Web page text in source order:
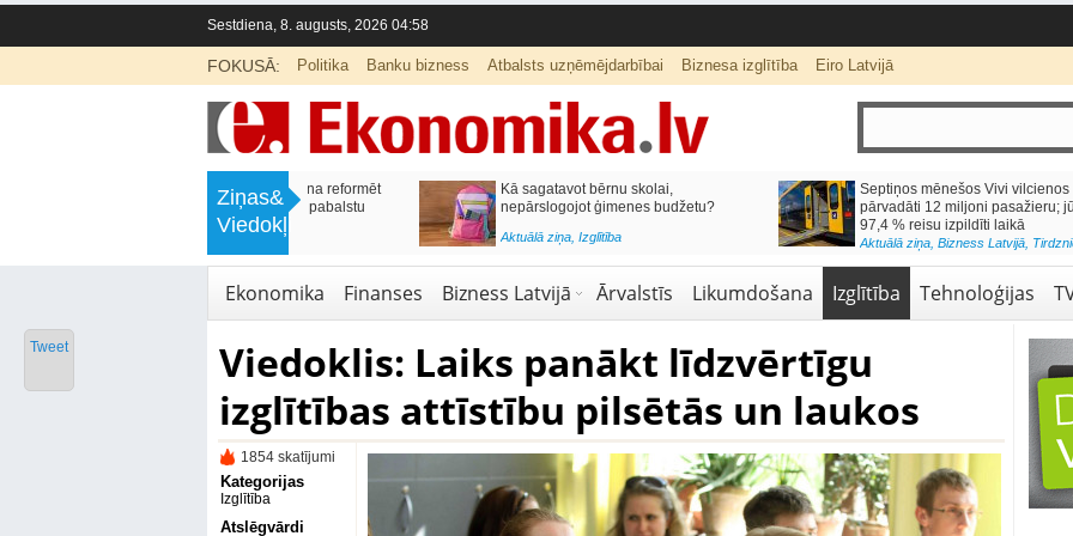
Sestdiena, 8. augusts, 2026 04:58
FOKUSĀ: Politika Banku bizness Atbalsts uzņēmējdarbībai Biznesa izglītība Eiro Latvijā
Ziņas&
Viedokļi
Labklājības ministrija rosina reformēt
un būtiski uzlabot vecāku pabalstu
Kā sagatavot bērnu skolai,
nepārslogojot ģimenes budžetu?
Aktuālā ziņa,Izglītība
Septiņos mēnešos Vivi vilcienos
pārvadāti 12 miljoni pasažieru; jūlijā
97,4 % reisu izpildīti laikā
Aktuālā ziņa,Bizness Latvijā,Tirdzniecība
Ekonomika Finanses Bizness Latvijā Ārvalstīs Likumdošana Izglītība Tehnoloģijas
Viedoklis: Laiks panākt līdzvērtīgu
izglītības attīstību pilsētās un laukos
1854 skatījumi
Kategorijas
Izglītība
Atslēgvārdi
Tweet